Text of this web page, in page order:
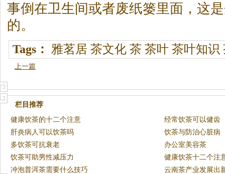
事倒在卫生间或者废纸篓里面，这
的。
Tags： 雅茗居 茶文化 茶 茶叶 茶叶知识
上一篇
栏目推荐
健康饮茶的十二个注意
经常饮茶可以健齿
肝炎病人可以饮茶吗
饮茶与防治心脏病
多饮茶可抗衰老
办公室美容茶
饮茶可助男性减压力
健康饮茶十二个注
冲泡普洱茶需要什么技巧
云南茶产业发展出